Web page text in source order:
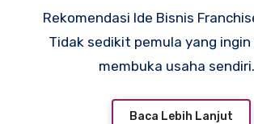
Rekomendasi Ide Bisnis
Tidak sedikit pemula yang ingin
membuka usaha
Baca Lebih Lanjut